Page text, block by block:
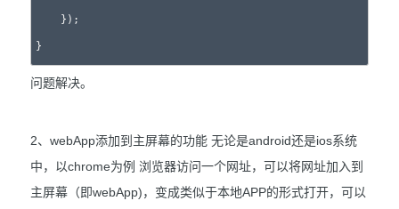
问题解决。
2、webApp添加到主屏幕的功能 无论是android还是ios系统
中，以chrome为例 浏览器访问一个网址，可以将网址加入到
主屏幕（即webApp)，变成类似于本地APP的形式打开，可以